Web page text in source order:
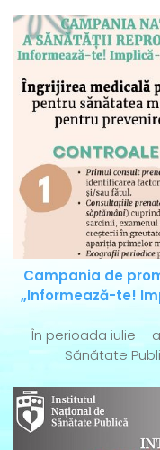
Campania de
„Informează-te!
În perioada iulie –
Sănătate